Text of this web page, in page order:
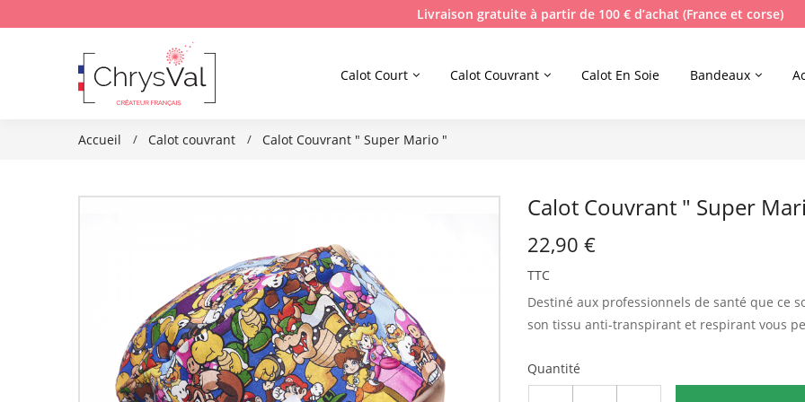
Livraison gratuite à partir de 100 € d’achat (France et corse)
Calot Court Calot Couvrant Calot En Soie Bandeaux
Accueil Calot couvrant Calot Couvrant " Super Mario "
Calot Couvrant " Super
22,90 €
TTC
Destiné aux professionnels de santé que ce
son tissu anti-transpirant et respirant vous
Quantité